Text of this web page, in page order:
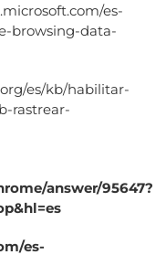
es-
browsing-data-
es/kb/habilitar-
rastrear-
answer/95647?
es-